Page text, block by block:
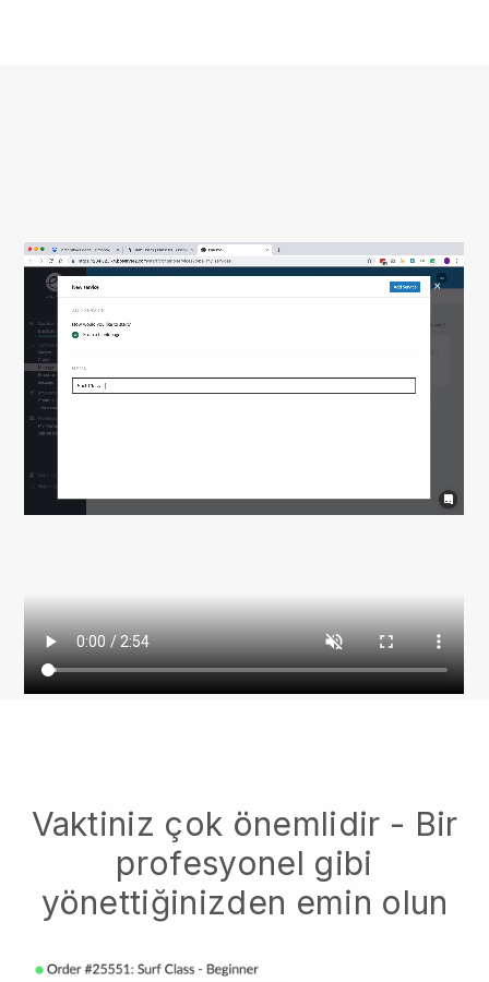
Vaktiniz çok önemlidir - Bir
profesyonel gibi
yönettiğinizden emin olun